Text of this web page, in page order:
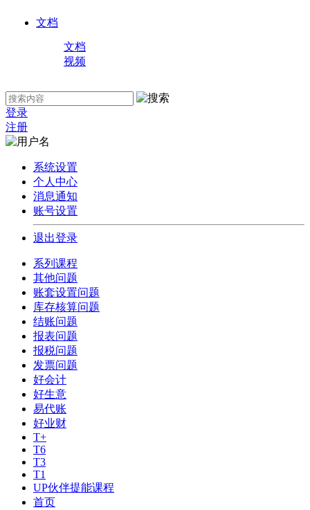
文档
文档
视频
登录
注册
系统设置
个人中心
消息通知
账号设置
退出登录
系列课程
其他问题
账套设置问题
库存核算问题
结账问题
报表问题
报税问题
发票问题
好会计
好生意
易代账
好业财
T+
T6
T3
T1
UP伙伴提能课程
首页